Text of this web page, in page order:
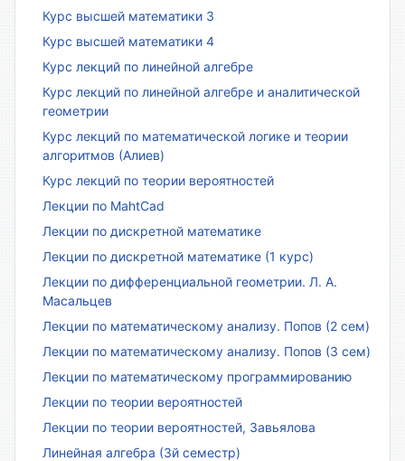
Курс высшей математики 3
Курс высшей математики 4
Курс лекций по линейной алгебре
Курс лекций по линейной алгебре и аналитической
геометрии
Курс лекций по математической логике и теории
алгоритмов (Алиев)
Курс лекций по теории вероятностей
Лекции по MahtCad
Лекции по дискретной математике
Лекции по дискретной математике (1 курс)
Лекции по дифференциальной геометрии. Л. А.
Масальцев
Лекции по математическому анализу. Попов (2 сем)
Лекции по математическому анализу. Попов (3 сем)
Лекции по математическому программированию
Лекции по теории вероятностей
Лекции по теории вероятностей, Завьялова
Линейная алгебра (3й семестр)